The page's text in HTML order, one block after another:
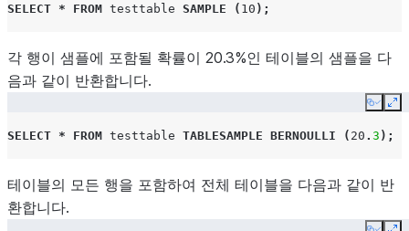
SELECT * FROM testtable SAMPLE ( 10 );
각 행이 샘플에 포함될 확률이 20.3%인 테이블의 샘플을 다
음과 같이 반환합니다.
Copy
SELECT * FROM testtable TABLESAMPLE BERNOULLI ( 20 . 3 );
테이블의 모든 행을 포함하여 전체 테이블을 다음과 같이 반
환합니다.